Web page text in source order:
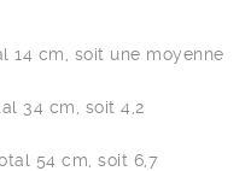
14 cm, soit une moyenne
34 cm, soit 4,2
54 cm, soit 6,7